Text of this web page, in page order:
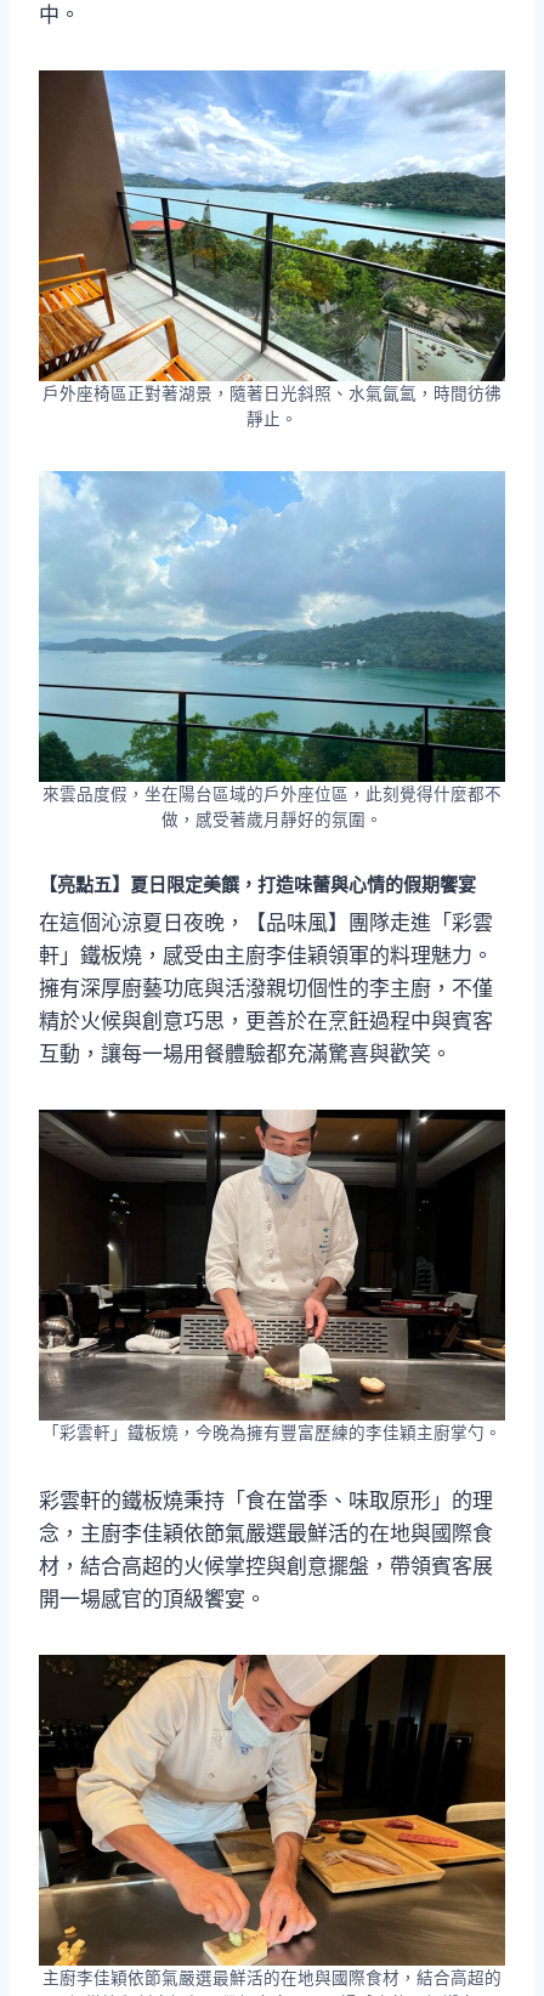
中。
戶外座椅區正對著湖景，隨著日光斜照、水氣氤氳，時間彷彿
靜止。
來雲品度假，坐在陽台區域的戶外座位區，此刻覺得什麼都不
做，感受著歲月靜好的氛圍。
【亮點五】夏日限定美饌，打造味蕾與心情的假期饗宴
在這個沁涼夏日夜晚，【品味風】團隊走進「彩雲
軒」鐵板燒，感受由主廚李佳穎領軍的料理魅力。
擁有深厚廚藝功底與活潑親切個性的李主廚，不僅
精於火候與創意巧思，更善於在烹飪過程中與賓客
互動，讓每一場用餐體驗都充滿驚喜與歡笑。
「彩雲軒」鐵板燒，今晚為擁有豐富歷練的李佳穎主廚掌勺。
彩雲軒的鐵板燒秉持「食在當季、味取原形」的理
念，主廚李佳穎依節氣嚴選最鮮活的在地與國際食
材，結合高超的火候掌控與創意擺盤，帶領賓客展
開一場感官的頂級饗宴。
主廚李佳穎依節氣嚴選最鮮活的在地與國際食材，結合高超的